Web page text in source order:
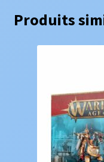
Produits